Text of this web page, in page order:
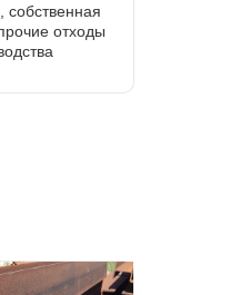
отходы